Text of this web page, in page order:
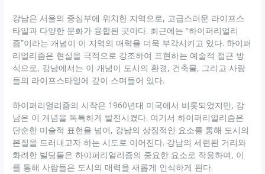
강남은 서울의 중심부에 위치한 지역으로, 고급스러운 라이프스
타일과 다양한 문화가 융합된 곳이다. 최근에는 “하이퍼리얼리
즘”이라는 개념이 이 지역의 매력을 더욱 부각시키고 있다. 하이퍼
리얼리즘은 현실을 극적으로 강조하여 표현하는 예술적 접근 방
식으로, 강남에서는 이 개념이 도시의 환경, 건축물, 그리고 사람
들의 라이프스타일에 깊이 스며들어 있다.
하이퍼리얼리즘의 시작은 1960년대 미국에서 비롯되었지만, 강
남은 이 개념을 독특하게 발전시켰다. 여기서 하이퍼리얼리즘은
단순한 미술적 표현을 넘어, 강남의 상징적인 요소를 통해 도시의
본질을 드러내고자 하는 시도로 이어진다. 강남의 세련된 거리와
화려한 빌딩들은 하이퍼리얼리즘의 중요한 요소로 작용하며, 이
를 통해 사람들은 도시의 매력을 새롭게 인식하게 된다.